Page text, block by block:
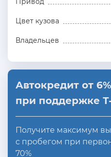
Цвет кузова
Владельцев
Автокредит от 6%
при поддержке
Получите максимум
с пробегом при
70%